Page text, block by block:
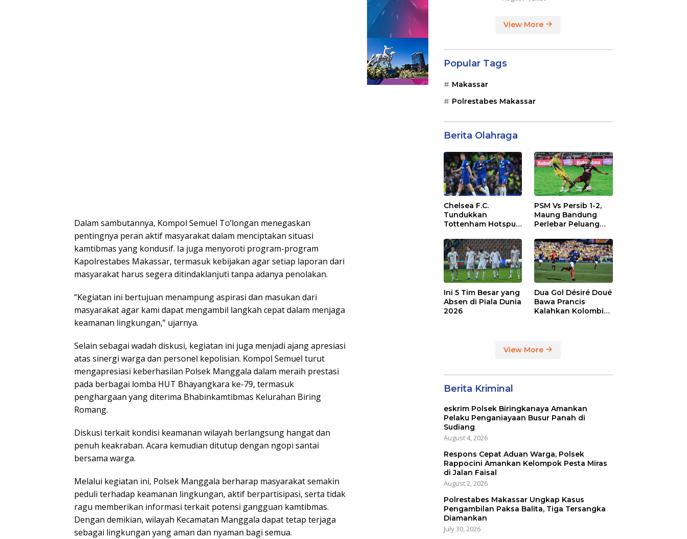
Dalam sambutannya, Kompol Semuel To’longan menegaskan
pentingnya peran aktif masyarakat dalam menciptakan situasi
kamtibmas yang kondusif. Ia juga menyoroti program-program
Kapolrestabes Makassar, termasuk kebijakan agar setiap laporan dari
masyarakat harus segera ditindaklanjuti tanpa adanya penolakan.
“Kegiatan ini bertujuan menampung aspirasi dan masukan dari
masyarakat agar kami dapat mengambil langkah cepat dalam menjaga
keamanan lingkungan,” ujarnya.
Selain sebagai wadah diskusi, kegiatan ini juga menjadi ajang apresiasi
atas sinergi warga dan personel kepolisian. Kompol Semuel turut
mengapresiasi keberhasilan Polsek Manggala dalam meraih prestasi
pada berbagai lomba HUT Bhayangkara ke-79, termasuk
penghargaan yang diterima Bhabinkamtibmas Kelurahan Biring
Romang.
Diskusi terkait kondisi keamanan wilayah berlangsung hangat dan
penuh keakraban. Acara kemudian ditutup dengan ngopi santai
bersama warga.
Melalui kegiatan ini, Polsek Manggala berharap masyarakat semakin
peduli terhadap keamanan lingkungan, aktif berpartisipasi, serta tidak
ragu memberikan informasi terkait potensi gangguan kamtibmas.
Dengan demikian, wilayah Kecamatan Manggala dapat tetap terjaga
sebagai lingkungan yang aman dan nyaman bagi semua.
View More
Popular Tags
Makassar
Polrestabes Makassar
Berita Olahraga
Chelsea F.C.
Tundukkan
Tottenham Hotspur
Bridge
PSM Vs Persib 1-2,
Maung Bandung
Perlebar Peluang
League
Ini 5 Tim Besar yang
Absen di Piala Dunia
2026
Dua Gol Désiré Doué
Bawa Prancis
Kalahkan Kolombia
View More
Berita Kriminal
eskrim Polsek Biringkanaya Amankan
Pelaku Penganiayaan Busur Panah di
Sudiang
August 4, 2026
Respons Cepat Aduan Warga, Polsek
Rappocini Amankan Kelompok Pesta Miras
di Jalan Faisal
August 2, 2026
Polrestabes Makassar Ungkap Kasus
Pengambilan Paksa Balita, Tiga Tersangka
Diamankan
July 30, 2026